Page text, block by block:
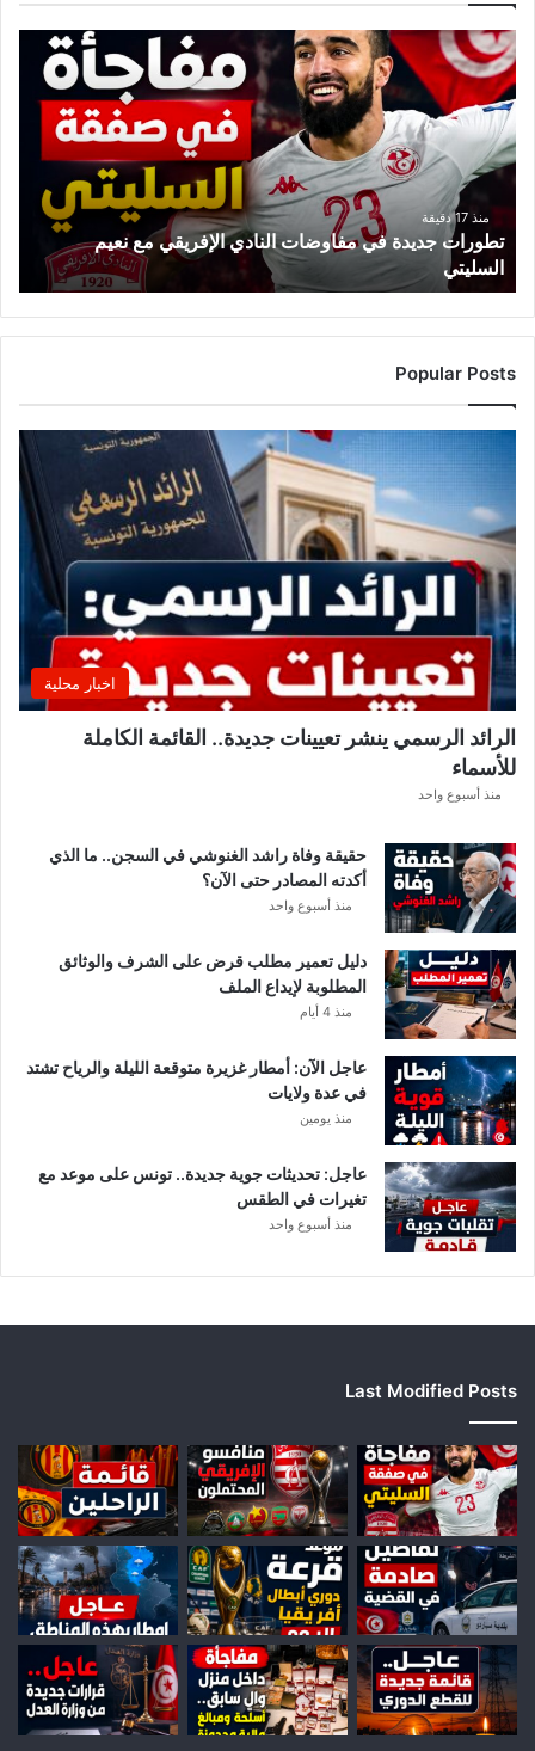
تطورات
جديدة
في
مفاوضات
النادي
الإفريقي
السليتي
منذ 17 دقيقة
تطورات جديدة في مفاوضات النادي الإفريقي مع نعيم
السليتي
Popular Posts
اخبار محلية
الرائد الرسمي ينشر تعيينات جديدة.. القائمة الكاملة
للأسماء
منذ أسبوع واحد
حقيقة وفاة راشد الغنوشي في السجن.. ما الذي
أكدته المصادر حتى الآن؟
منذ أسبوع واحد
دليل تعمير مطلب قرض على الشرف والوثائق
المطلوبة لإيداع الملف
منذ 4 أيام
عاجل الآن: أمطار غزيرة متوقعة الليلة والرياح تشتد
في عدة ولايات
منذ يومين
عاجل: تحديثات جوية جديدة.. تونس على موعد مع
تغيرات في الطقس
منذ أسبوع واحد
Last Modified Posts